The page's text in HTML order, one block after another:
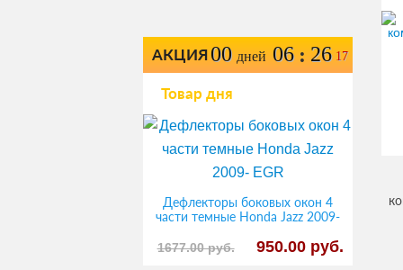
АКЦИЯ00 дней 06:26 17
Товар дня
Дефлекторы боковых окон 4
части темные Honda Jazz 2009-
1677.00 руб. 950.00 руб.